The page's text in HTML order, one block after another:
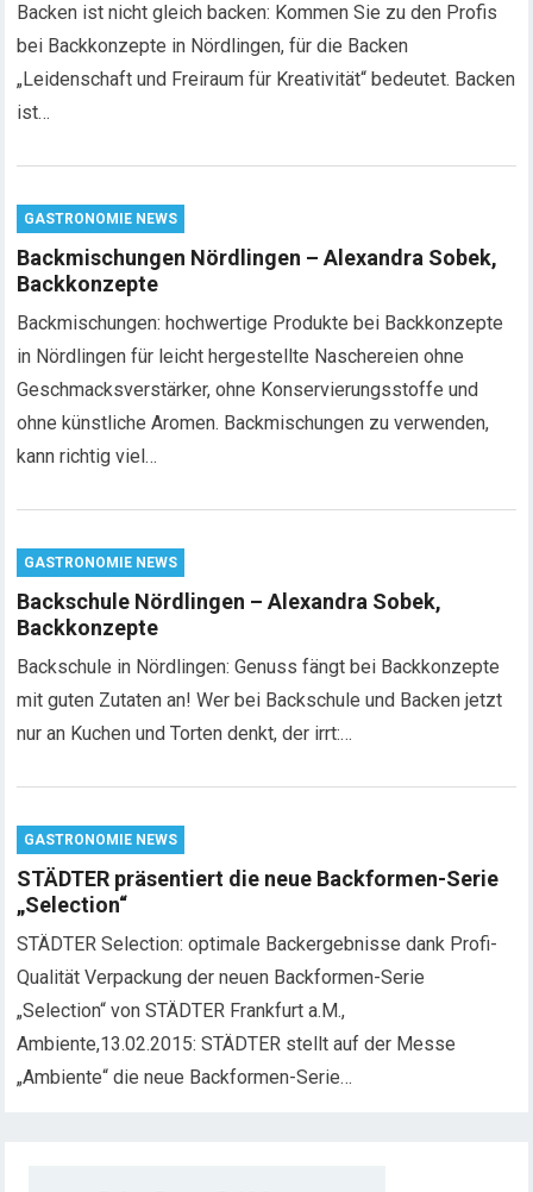
Backen ist nicht gleich backen: Kommen Sie zu den Profis
bei Backkonzepte in Nördlingen, für die Backen
„Leidenschaft und Freiraum für Kreativität“ bedeutet. Backen
ist…
GASTRONOMIE NEWS
Backmischungen Nördlingen – Alexandra Sobek,
Backkonzepte
Backmischungen: hochwertige Produkte bei Backkonzepte
in Nördlingen für leicht hergestellte Naschereien ohne
Geschmacksverstärker, ohne Konservierungsstoffe und
ohne künstliche Aromen. Backmischungen zu verwenden,
kann richtig viel…
GASTRONOMIE NEWS
Backschule Nördlingen – Alexandra Sobek,
Backkonzepte
Backschule in Nördlingen: Genuss fängt bei Backkonzepte
mit guten Zutaten an! Wer bei Backschule und Backen jetzt
nur an Kuchen und Torten denkt, der irrt:…
GASTRONOMIE NEWS
STÄDTER präsentiert die neue Backformen-Serie
„Selection“
STÄDTER Selection: optimale Backergebnisse dank Profi-
Qualität Verpackung der neuen Backformen-Serie
„Selection“ von STÄDTER Frankfurt a.M.,
Ambiente,13.02.2015: STÄDTER stellt auf der Messe
„Ambiente“ die neue Backformen-Serie…